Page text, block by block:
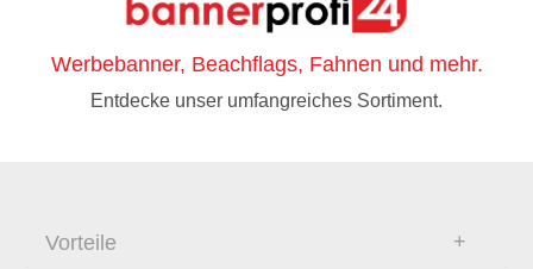
Werbebanner, Beachflags, Fahnen und mehr.
Entdecke unser umfangreiches Sortiment.
Vorteile